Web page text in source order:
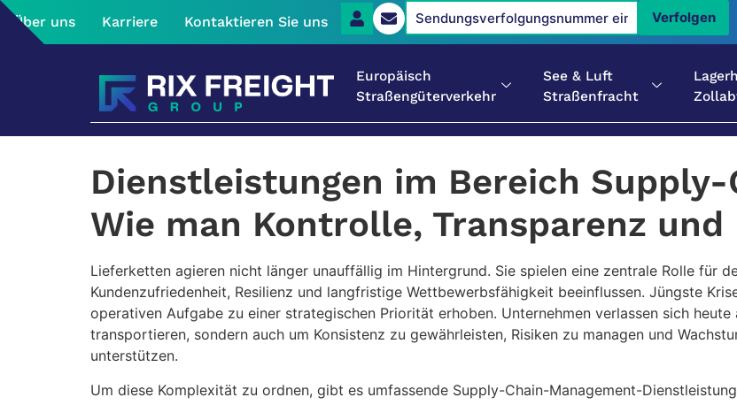
Über uns Karriere Kontaktieren Sie uns Verfolgen
Europäisch
Straßengüterverkehr
See & Luft
Straßenfracht
Dienstleistungen im Bereich
Wie man Kontrolle, Transparenz
Lieferketten agieren nicht länger unauffällig im Hintergrund. Sie spielen eine zentrale Rolle für
Kundenzufriedenheit, Resilienz und langfristige Wettbewerbsfähigkeit beeinflussen. Jüngste
operativen Aufgabe zu einer strategischen Priorität erhoben. Unternehmen verlassen sich
transportieren, sondern auch um Konsistenz zu gewährleisten, Risiken zu managen und
unterstützen.
Um diese Komplexität zu ordnen, gibt es umfassende Supply-Chain-Management-